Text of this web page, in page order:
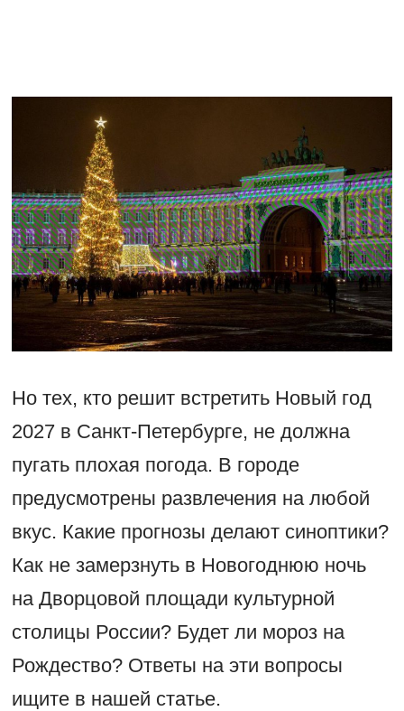
Но тех, кто решит встретить Новый год
2027 в Санкт-Петербурге, не должна
пугать плохая погода. В городе
предусмотрены развлечения на любой
вкус. Какие прогнозы делают синоптики?
Как не замерзнуть в Новогоднюю ночь
на Дворцовой площади культурной
столицы России? Будет ли мороз на
Рождество? Ответы на эти вопросы
ищите в нашей статье.